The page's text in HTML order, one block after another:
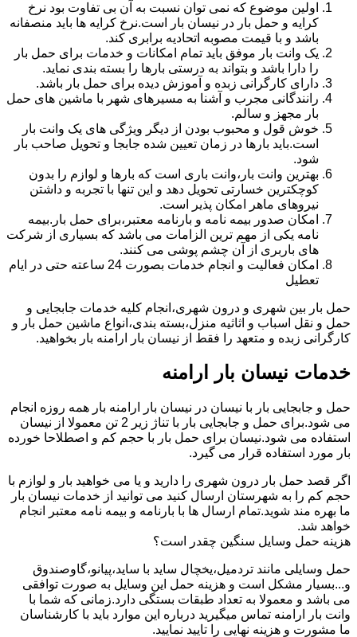
اولین موضوع که نمی توان نسبت به آن بی تفاوت بود نرخ
کرایه و حمل بار در نیسان بار است.نرخ کرایه ها باید منصفانه
باشد و با قیمت مصوبه اتحادیه برابری کند.
یک وانت بار موفق باید تمام امکانات و خدمات برای حمل بار
را دارا باشد و بتواند به درستی بارها را بسته بندی نماید.
دارای کارگرانی زبده و آموزش دیده برای حمل بار باشد.
رانندگانی مجرب و آشنا به مسیرهای شهر با ماشین های حمل
بار مجهز و سالم.
خوش قول و محبوب بودن از دیگر ویژگی های یک وانت بار
است.باید بارها در زمان تعیین شده جابجا و تحویل صاحب بار
شود.
بهترین وانت بار،وانت باری است که بارها و لوازم را بدون
کوچکترین خسارتی تحویل دهد و این تنها با تجربه و داشتن
نیروهای ماهر امکان پذیر است.
امکان صدور بیمه نامه و بارنامه معتبر،برای حمل بار.بیمه
نامه یکی از مهم ترین الزامات می باشد که بسیاری از شرکت
های باربری از آن چشم پوشی می کنند.
امکان فعالیت و انجام خدمات بصورت 24 ساعته حتی در ایام
تعطیل
حمل بار بین شهری و درون شهری،انجام کلیه خدمات جابجایی و
حمل و نقل اسباب و اثاثیه منزل،بسته بندی،انواع ماشین حمل بار و
کارگرانی زبده و متعهد را فقط از نیسان بار ارامنه بار بخواهید.
خدمات نیسان بار ارامنه
حمل و جابجایی بار با نیسان در نیسان بار ارامنه بار همه روزه انجام
می شود.برای حمل و جابجایی بار با تناژ زیر 2 تن معمولا از نیسان
استفاده می شود.نیسان برای حمل بار با حجم کم و اصطلاحا خورده
بار مورد استفاده قرار می گیرد.
اگر قصد حمل بار درون شهری را دارید و یا می خواهید بار و لوازم با
حجم کم را به شهرستان ارسال کنید می توانید از خدمات نیسان بار
ما بهره مند شوید.تمام ارسال ها با بارنامه و بیمه نامه معتبر انجام
خواهد شد.
هزینه حمل وسایل سنگین چقدر است؟
حمل وسایلی مانند تردمیل،یخچال ساید با ساید،پیانو،گاوصندوق
و...بسیار مشکل است و هزینه حمل این وسایل به صورت توافقی
می باشد و معمولا به تعداد طبقات بستگی دارد.زمانی که شما با
وانت بار ارامنه تماس میگیرید درباره این موارد باید با کارشناسان
ما مشورت و هزینه نهایی را تایید نمایید.